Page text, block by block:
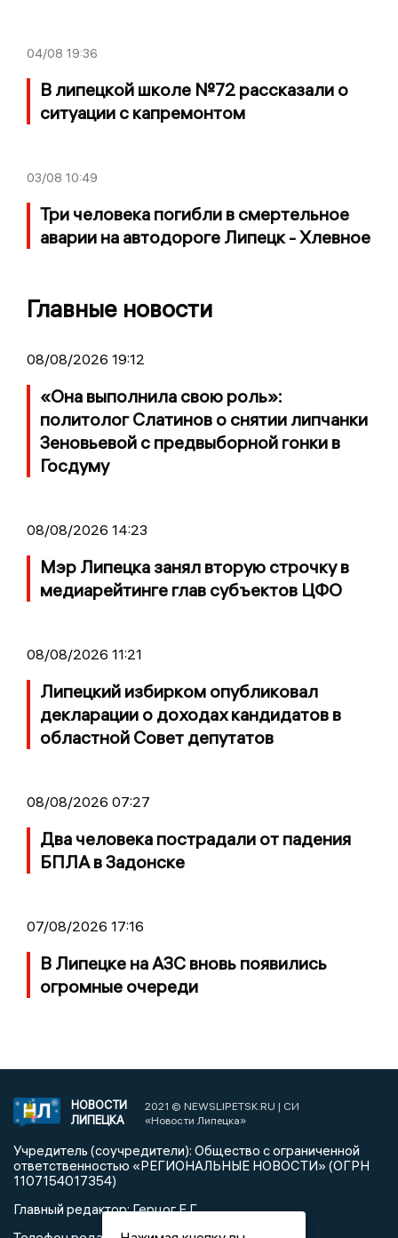
04/08 19:36
В липецкой школе №72 рассказали о
ситуации с капремонтом
03/08 10:49
Три человека погибли в смертельное
аварии на автодороге Липецк - Хлевное
Главные новости
08/08/2026 19:12
«Она выполнила свою роль»:
политолог Слатинов о снятии липчанки
Зеновьевой с предвыборной гонки в
Госдуму
08/08/2026 14:23
Мэр Липецка занял вторую строчку в
медиарейтинге глав субъектов ЦФО
08/08/2026 11:21
Липецкий избирком опубликовал
декларации о доходах кандидатов в
областной Совет депутатов
08/08/2026 07:27
Два человека пострадали от падения
БПЛА в Задонске
07/08/2026 17:16
В Липецке на АЗС вновь появились
огромные очереди
НОВОСТИ
ЛИПЕЦКА
2021 © NEWSLIPETSK.RU | СИ
«Новости Липецка»
Учредитель (соучредители): Общество с ограниченной
ответственностью «РЕГИОНАЛЬНЫЕ НОВОСТИ» (ОГРН
1107154017354)
Главный редактор: Герцог Е.Г.